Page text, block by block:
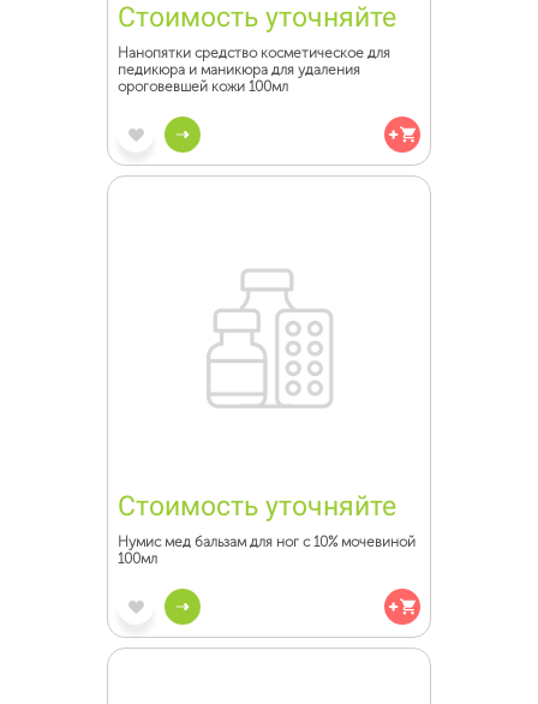
Стоимость уточняйте
Нанопятки средство косметическое для
педикюра и маникюра для удаления
ороговевшей кожи 100мл
Стоимость уточняйте
Нумис мед бальзам для ног с 10% мочевиной
100мл